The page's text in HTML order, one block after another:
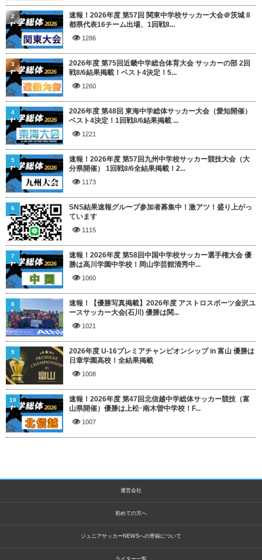
速報！2026年度 第57回 関東中学校サッカー大会＠茨城 8
都県代表16チーム出場、1回戦8...
1286
2
2026年度 第75回近畿中学総合体育大会 サッカーの部 2回
戦8/6結果掲載！ベスト4決定！5...
1260
3
2026年度 第48回 東海中学総体サッカー大会（愛知開催）
ベスト4決定！1回戦8/6結果掲載 ...
1221
4
速報！2026年度 第57回九州中学校サッカー競技大会（大
分県開催） 1回戦8/6全結果掲載！2...
1173
5
SNS結果速報グループ参加者募集中！激アツ！盛り上がっ
ています
1115
6
速報！2026年度 第58回中国中学校サッカー選手権大会 優
勝は高川学園中学校！岡山学芸館清秀中...
1060
7
速報！【優勝写真掲載】2026年度 アストロスポーツ金沢ユ
ースサッカー大会(石川) 優勝は関...
1021
8
2026年度 U-16プレミアチャンピオンシップ in 富山 優勝は
日章学園高校！全結果掲載
1008
9
速報！2026年度 第47回北信越中学総体サッカー競技（富
山県開催）優勝は上松･南木曽中学校！F...
1007
10
運営会社
初めての方へ
ジュニアサッカーNEWSへの寄稿について